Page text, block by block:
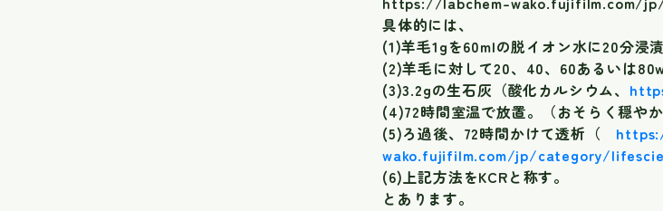
具体的には、
(1)羊毛1gを60mlの脱イオン水に20分浸漬
(2)羊毛に対して20、40、60あるいは
(3)3.2gの生石灰（酸化カルシウム、
(4)72時間室温で放置。（おそらく穏やか
(5)ろ過後、72時間かけて透析（
wako.fujifilm.com/jp/category/
(6)上記方法をKCRと称す。
とあります。